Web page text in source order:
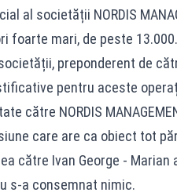
al societății NORDIS
foarte mari, de peste
preponderent de
pentru aceste
către NORDIS
care are ca obiect tot
către Ivan George -
s-a consemnat nimic.